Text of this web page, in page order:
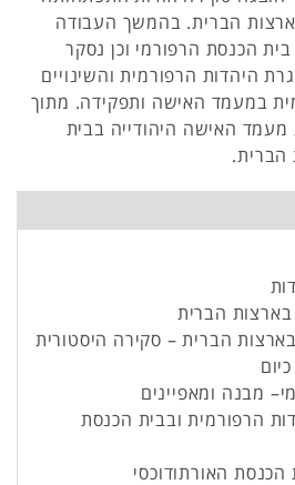
הברית. בהמשך העבודה
בית הכנסת הרפורמי וכן נסקר
היהדות הרפורמית והשינויים
במעמד האישה ותפקידה. מתוך
מעמד האישה היהודייה בבית
הברית.
הרפורמית ובבית הכנסת